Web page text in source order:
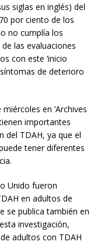
siglas en inglés) del
por ciento de los
no cumplía los
las evaluaciones
con este ‘inicio
de deterioro
en ‘Archives
importantes
del TDAH, ya que el
tener diferentes
Unido fueron
en adultos de
se publica también en
investigación,
adultos con TDAH